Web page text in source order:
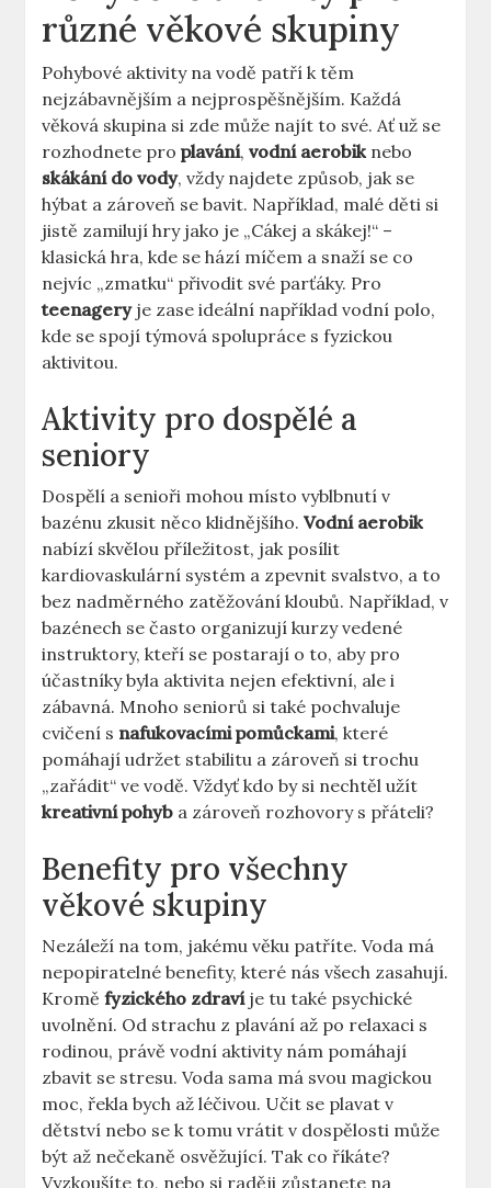
různé věkové skupiny
Pohybové aktivity na vodě patří k těm
nejzábavnějším a nejprospěšnějším. Každá
věková skupina si zde může najít to své. Ať už se
rozhodnete proplavání,vodní aerobiknebo
skákání do vody, vždy najdete způsob, jak se
hýbat a zároveň se bavit. Například, malé děti si
jistě zamilují hry jako je „Cákej a skákej!“ –
klasická hra, kde se hází míčem a snaží se co
nejvíc „zmatku“ přivodit své parťáky. Pro
teenageryje zase ideální například vodní polo,
kde se spojí týmová spolupráce s fyzickou
aktivitou.
Aktivity pro dospělé a
seniory
Dospělí a senioři mohou místo vyblbnutí v
bazénu zkusit něco klidnějšího.Vodní aerobik
nabízí skvělou příležitost, jak posílit
kardiovaskulární systém a zpevnit svalstvo, a to
bez nadměrného zatěžování kloubů. Například, v
bazénech se často organizují kurzy vedené
instruktory, kteří se postarají o to, aby pro
účastníky byla aktivita nejen efektivní, ale i
zábavná. Mnoho seniorů si také pochvaluje
cvičení s nafukovacími pomůckami, které
pomáhají udržet stabilitu a zároveň si trochu
„zařádit“ ve vodě. Vždyť kdo by si nechtěl užít
kreativní pohyb a zároveň rozhovory s přáteli?
Benefity pro všechny
věkové skupiny
Nezáleží na tom, jakému věku patříte. Voda má
nepopiratelné benefity, které nás všech zasahují.
Kroměfyzického zdravíje tu také psychické
uvolnění. Od strachu z plavání až po relaxaci s
rodinou, právě vodní aktivity nám pomáhají
zbavit se stresu. Voda sama má svou magickou
moc, řekla bych až léčivou. Učit se plavat v
dětství nebo se k tomu vrátit v dospělosti může
být až nečekaně osvěžující. Tak co říkáte?
Vyzkoušíte to, nebo si raději zůstanete na